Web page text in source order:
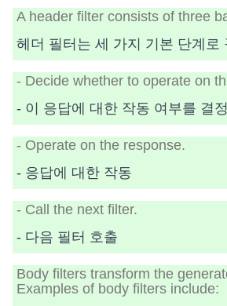
A header filter consists of three
헤더 필터는 세 가지 기본 단계로
- Decide whether to operate on
- 이 응답에 대한 작동 여부를 결정
- Operate on the response.
- 응답에 대한 작동
- Call the next filter.
- 다음 필터 호출
Body filters transform the
Examples of body filters include: